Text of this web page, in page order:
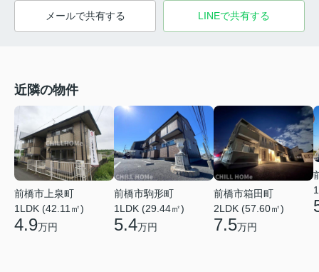
メールで共有する LINEで共有する
近隣の物件
前橋市上泉町
1LDK (42.11㎡)
4.9万円
前橋市駒形町
1LDK (29.44㎡)
5.4万円
前橋市箱田町
2LDK (57.60㎡)
7.5万円